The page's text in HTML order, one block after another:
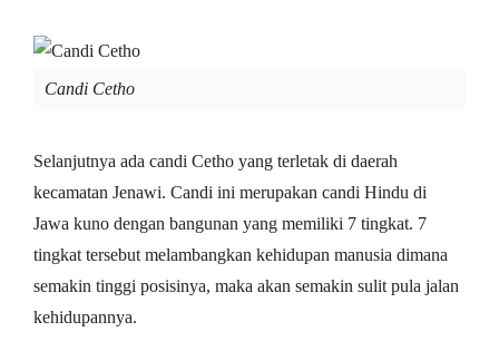
Candi Cetho
Selanjutnya ada candi Cetho yang terletak di daerah
kecamatan Jenawi. Candi ini merupakan candi Hindu di
Jawa kuno dengan bangunan yang memiliki 7 tingkat. 7
tingkat tersebut melambangkan kehidupan manusia dimana
semakin tinggi posisinya, maka akan semakin sulit pula jalan
kehidupannya.